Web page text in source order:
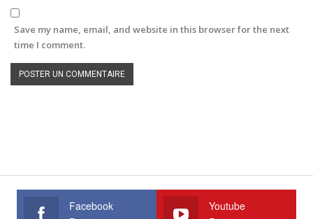
Save my name, email, and website in this browser for the next
time I comment.
Facebook Youtube